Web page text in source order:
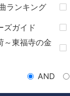
ランキング
ズガイド
～東福寺の金
AND